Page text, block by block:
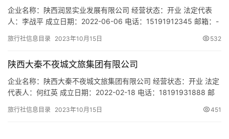
企业名称：陕西润昱实业发展有限公司 经营状态：开业 法定代表
人：李战平 成立日期：2022-06-06 电话：15191912345 邮箱：-
安市莲湖区财富中心A座2706室 网址：- 经营范围：一般项目：信
务、技术开发、技术…
旅行社信息目录 2023年10月15日 532
陕西大秦不夜城文旅集团有限公司
企业名称：陕西大秦不夜城文旅集团有限公司 经营状态：开业 法定
代表人：何红英 成立日期：2022-02-18 电话：18191931888 邮
西省西安市新城区解放路280号西铁大厦7楼 网址：- 经营范围：一
旅行社信息目录 2023年10月15日 451